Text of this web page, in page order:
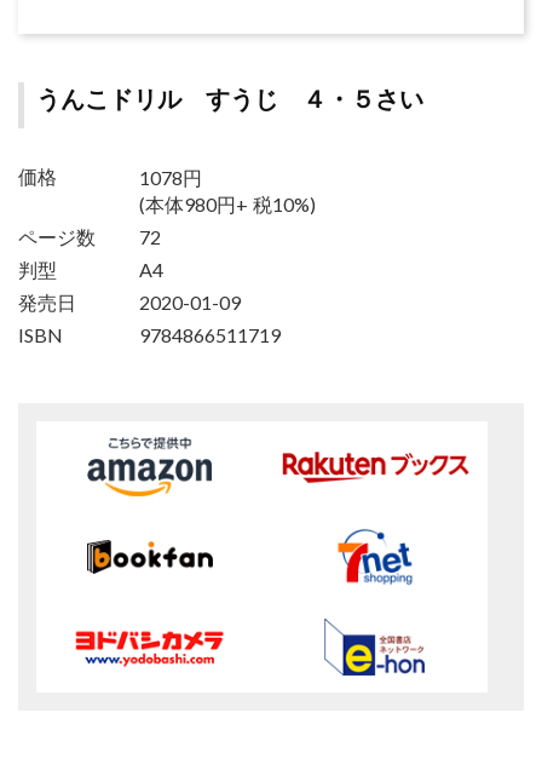
うんこドリル すうじ ４・５さい
価格
1078円
(本体980円+ 税10%)
ページ数
72
判型
A4
発売日
2020-01-09
ISBN
9784866511719